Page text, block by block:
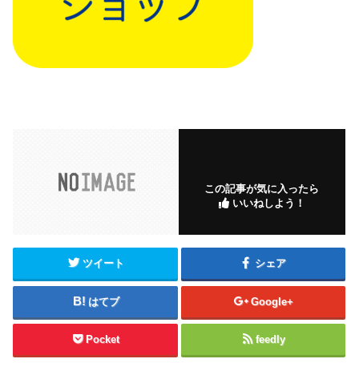
この記事が気に入ったら
いいねしよう！
ツイート シェア
はてブ Google+
Pocket feedly